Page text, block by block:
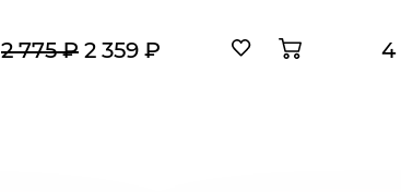
2 775 ₽ 2 359 ₽ 4